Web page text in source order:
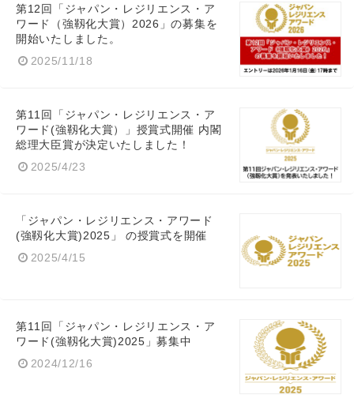
第12回「ジャパン・レジリエンス・ア
ワード（強靱化大賞）2026」の募集を
開始いたしました。
2025/11/18
第11回「ジャパン・レジリエンス・ア
ワード(強靱化大賞）」授賞式開催 内閣
総理大臣賞が決定いたしました！
2025/4/23
「ジャパン・レジリエンス・アワード
(強靱化大賞)2025」 の授賞式を開催
2025/4/15
第11回「ジャパン・レジリエンス・ア
ワード(強靱化大賞)2025」募集中
2024/12/16